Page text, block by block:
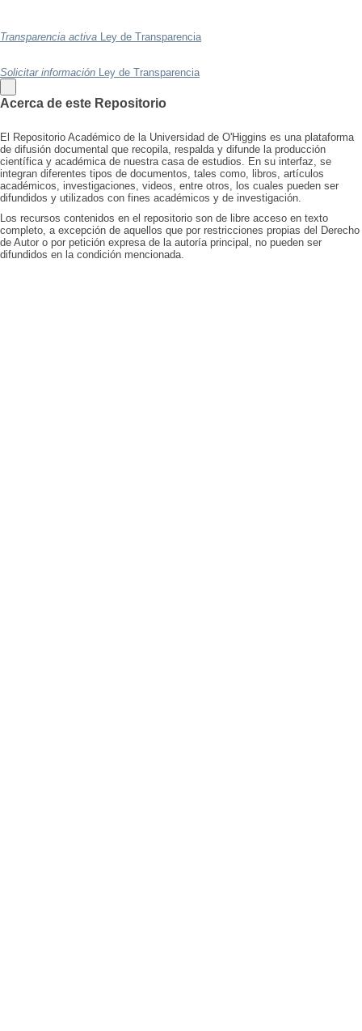
Transparencia activa Ley de Transparencia
Solicitar información Ley de Transparencia
Acerca de este Repositorio
El Repositorio Académico de la Universidad de O'Higgins es una plataforma
de difusión documental que recopila, respalda y difunde la producción
científica y académica de nuestra casa de estudios. En su interfaz, se
integran diferentes tipos de documentos, tales como, libros, artículos
académicos, investigaciones, videos, entre otros, los cuales pueden ser
difundidos y utilizados con fines académicos y de investigación.
Los recursos contenidos en el repositorio son de libre acceso en texto
completo, a excepción de aquellos que por restricciones propias del Derecho
de Autor o por petición expresa de la autoría principal, no pueden ser
difundidos en la condición mencionada.